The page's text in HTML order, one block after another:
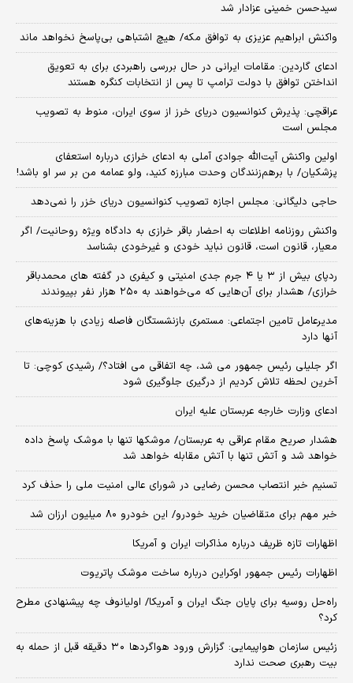
سیدحسن خمینی عزادار شد
واکنش ابراهیم عزیزی به توافق مکه/ هیچ اشتباهی بی‌پاسخ نخواهد ماند
ادعای گاردین: مقامات ایرانی در حال بررسی راهبردی برای به تعویق
انداختن توافق با دولت ترامپ تا پس از انتخابات کنگره هستند
عراقچی: پذیرش کنوانسیون دریای خرز از سوی ایران، منوط به تصویب
مجلس است
اولین واکنش آیت‌الله جوادی آملی به ادعای خرازی درباره استعفای
پزشکیان/ با برهم‌زنندگان وحدت مبارزه کنید، ولو عمامه من بر سر او باشد!
حاجی دلیگانی: مجلس اجازه تصویب کنوانسیون دریای خزر را نمی‌دهد
واکنش روزنامه اطلاعات به احضار باقر خرازی به دادگاه ویژه روحانیت/ اگر
معیار، قانون است، قانون نباید خودی و غیرخودی بشناسد
ردپای بیش از ۳ یا ۴ جرم جدی امنیتی و کیفری در گفته های محمدباقر
خرازی/ هشدار برای آن‌هایی که می‌خواهند به ۲۵۰ هزار نفر بپیوندند
مدیرعامل تامین اجتماعی: مستمری بازنشستگان فاصله زیادی با هزینه‌های
آنها دارد
اگر جلیلی رئیس جمهور می شد، چه اتفاقی می افتاد؟/ رشیدی کوچی: تا
آخرین لحظه تلاش کردیم از درگیری جلوگیری شود
ادعای وزارت خارجه عربستان علیه ایران
هشدار صریح مقام عراقی به عربستان/ موشکها تنها با موشک پاسخ داده
خواهد شد و آتش تنها با آتش مقابله خواهد شد
تسنیم خبر انتصاب محسن رضایی در شورای عالی امنیت ملی را حذف کرد
خبر مهم برای متقاضیان خرید خودرو/ این خودرو ۸۰ میلیون ارزان شد
اظهارات تازه ظریف درباره مذاکرات ایران و آمریکا
اظهارات رئیس جمهور اوکراین درباره ساخت موشک پاتریوت
راه‌حل روسیه برای پایان جنگ ایران و آمریکا/ اولیانوف چه پیشنهادی مطرح
کرد؟
زئیس سازمان هواپیمایی: گزارش ورود هواگردها ٣٠ دقیقه قبل از حمله به
بیت رهبری صحت ندارد